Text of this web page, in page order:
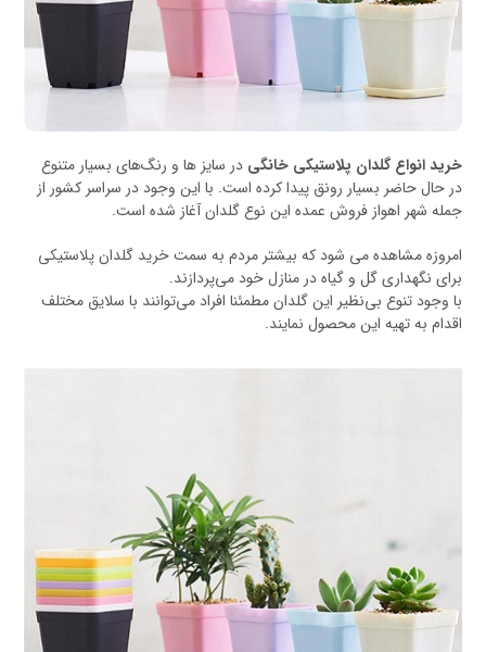
خرید انواع گلدان پلاستیکی خانگی در سایز ها و رنگ‌های بسیار متنوع
در حال حاضر بسیار رونق پیدا کرده است. با این وجود در سراسر کشور از
جمله شهر اهواز فروش عمده این نوع گلدان آغاز شده است.
امروزه مشاهده می شود که بیشتر مردم به سمت خرید گلدان پلاستیکی
برای نگهداری گل و گیاه در منازل خود می‌پردازند.
با وجود تنوع بی‌نظیر این گلدان مطمئنا افراد می‌توانند با سلایق مختلف
اقدام به تهیه این محصول نمایند.